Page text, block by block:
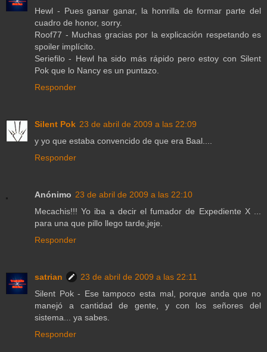
Hewl - Pues ganar ganar, la honrilla de formar parte del
cuadro de honor, sorry.
Roof77 - Muchas gracias por la explicación respetando es
spoiler implícito.
Seriefilo - Hewl ha sido más rápido pero estoy con Silent
Pok que lo Nancy es un puntazo.
Responder
Silent Pok 23 de abril de 2009 a las 22:09
y yo que estaba convencido de que era Baal....
Responder
Anónimo 23 de abril de 2009 a las 22:10
Mecachis!!! Yo iba a decir el fumador de Expediente X ...
para una que pillo llego tarde,jeje.
Responder
satrian
23 de abril de 2009 a las 22:11
Silent Pok - Ese tampoco esta mal, porque anda que no
manejó a cantidad de gente, y con los señores del
sistema... ya sabes.
Responder